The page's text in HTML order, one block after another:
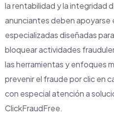
la rentabilidad y la integridad
anunciantes deben apoyarse
especializadas diseñadas
bloquear actividades
las herramientas y enfoques
prevenir el fraude por clic en
con especial atención a
ClickFraudFree.